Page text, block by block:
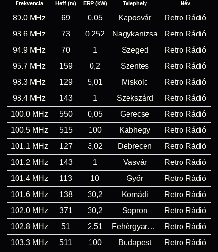
Frekvencia Heff (m) ERP (kW) Telephely Név
89.0 MHz 69 0,05 Kaposvár
Retro Rádió
93.6 MHz
73 0,252 Nagykanizsa
Retro Rádió
94.9 MHz
70 1 Szeged
Retro Rádió
95.7 MHz
159 0,2 Szentes
Retro Rádió
98.3 MHz
129 5,01 Miskolc
Retro Rádió
98.4 MHz
143 1 Szekszárd
Retro Rádió
100.0 MHz
550 0,05 Gerecse
Retro Rádió
100.5 MHz
515 100 Kabhegy
Retro Rádió
101.1 MHz
127 3,02 Debrecen
Retro Rádió
101.2 MHz
143 1 Vasvár
Retro Rádió
101.4 MHz
113 10 Győr
Retro Rádió
101.6 MHz
138 30,2 Komádi
Retro Rádió
102.0 MHz
371 30,2 Sopron
Retro Rádió
102.8 MHz
51 2,51 Fehérgyarmat
Retro Rádió
103.3 MHz
511 100 Budapest Retro Rádió